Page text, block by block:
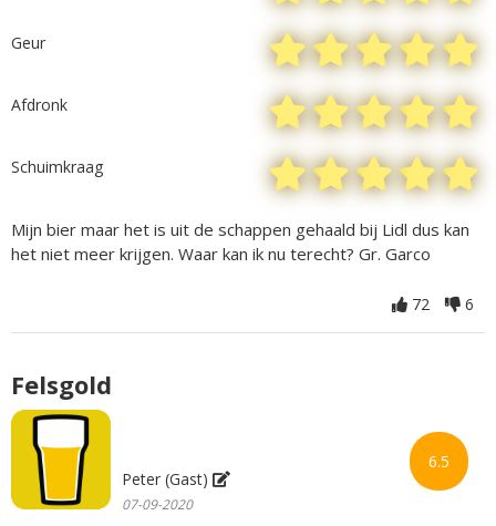
Geur
Afdronk
Schuimkraag
Mijn bier maar het is uit de schappen gehaald bij Lidl dus kan
het niet meer krijgen. Waar kan ik nu terecht? Gr. Garco
72 6
6.5
Felsgold
Peter (Gast)
07-09-2020